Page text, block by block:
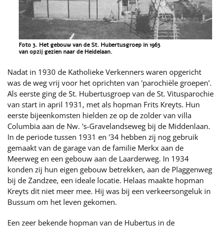
Foto 3. Het gebouw van de St. Hubertusgroep in 1963
van opzij gezien naar de Heidelaan.
Nadat in 1930 de Katholieke Verkenners waren opgericht
was de weg vrij voor het oprichten van 'parochiële groepen'.
Als eerste ging de St. Hubertusgroep van de St. Vitusparochie
van start in april 1931, met als hopman Frits Kreyts. Hun
eerste bijeenkomsten hielden ze op de zolder van villa
Columbia aan de Nw. 's-Gravelandseweg bij de Middenlaan.
In de periode tussen 1931 en '34 hebben zij nog gebruik
gemaakt van de garage van de familie Merkx aan de
Meerweg en een gebouw aan de Laarderweg. In 1934
konden zij hun eigen gebouw betrekken, aan de Plaggenweg
bij de Zandzee, een ideale locatie. Helaas maakte hopman
Kreyts dit niet meer mee. Hij was bij een verkeersongeluk in
Bussum om het leven gekomen.
Een zeer bekende hopman van de Hubertus in de